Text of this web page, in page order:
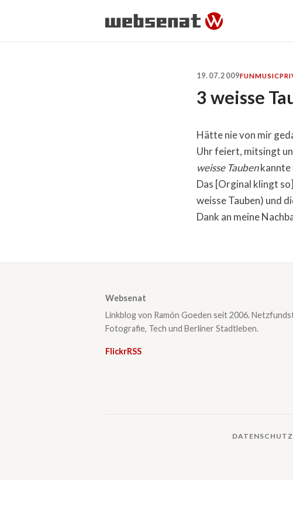
19.07.2009FUNMUSIC
3 weisse
Hätte nie von mir
Uhr feiert, mitsingt
weisse Taubenkannte
Das [Orginal klingt
weisse Tauben) und
Dank an meine
Websenat
Linkblog von Ramón Goeden seit 2006.
Fotografie, Tech und Berliner Stadtleben.
FlickrRSS